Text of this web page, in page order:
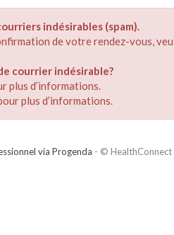
indésirables (spam).
de votre rendez-vous,
courrier indésirable?
plus d’informations.
plus d’informations.
via Progenda - ©